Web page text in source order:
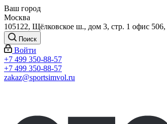
Ваш город
Москва
105122, Щёлковское ш., дом 3, стр. 1 офис
Поиск
Войти
+7 499 350-88-57
+7 499 350-88-57
zakaz@sportsimvol.ru